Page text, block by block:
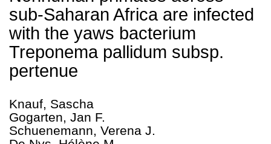
sub-Saharan Africa are infected
with the yaws bacterium
Treponema pallidum subsp.
pertenue
Knauf, Sascha
Gogarten, Jan F.
Schuenemann, Verena J.